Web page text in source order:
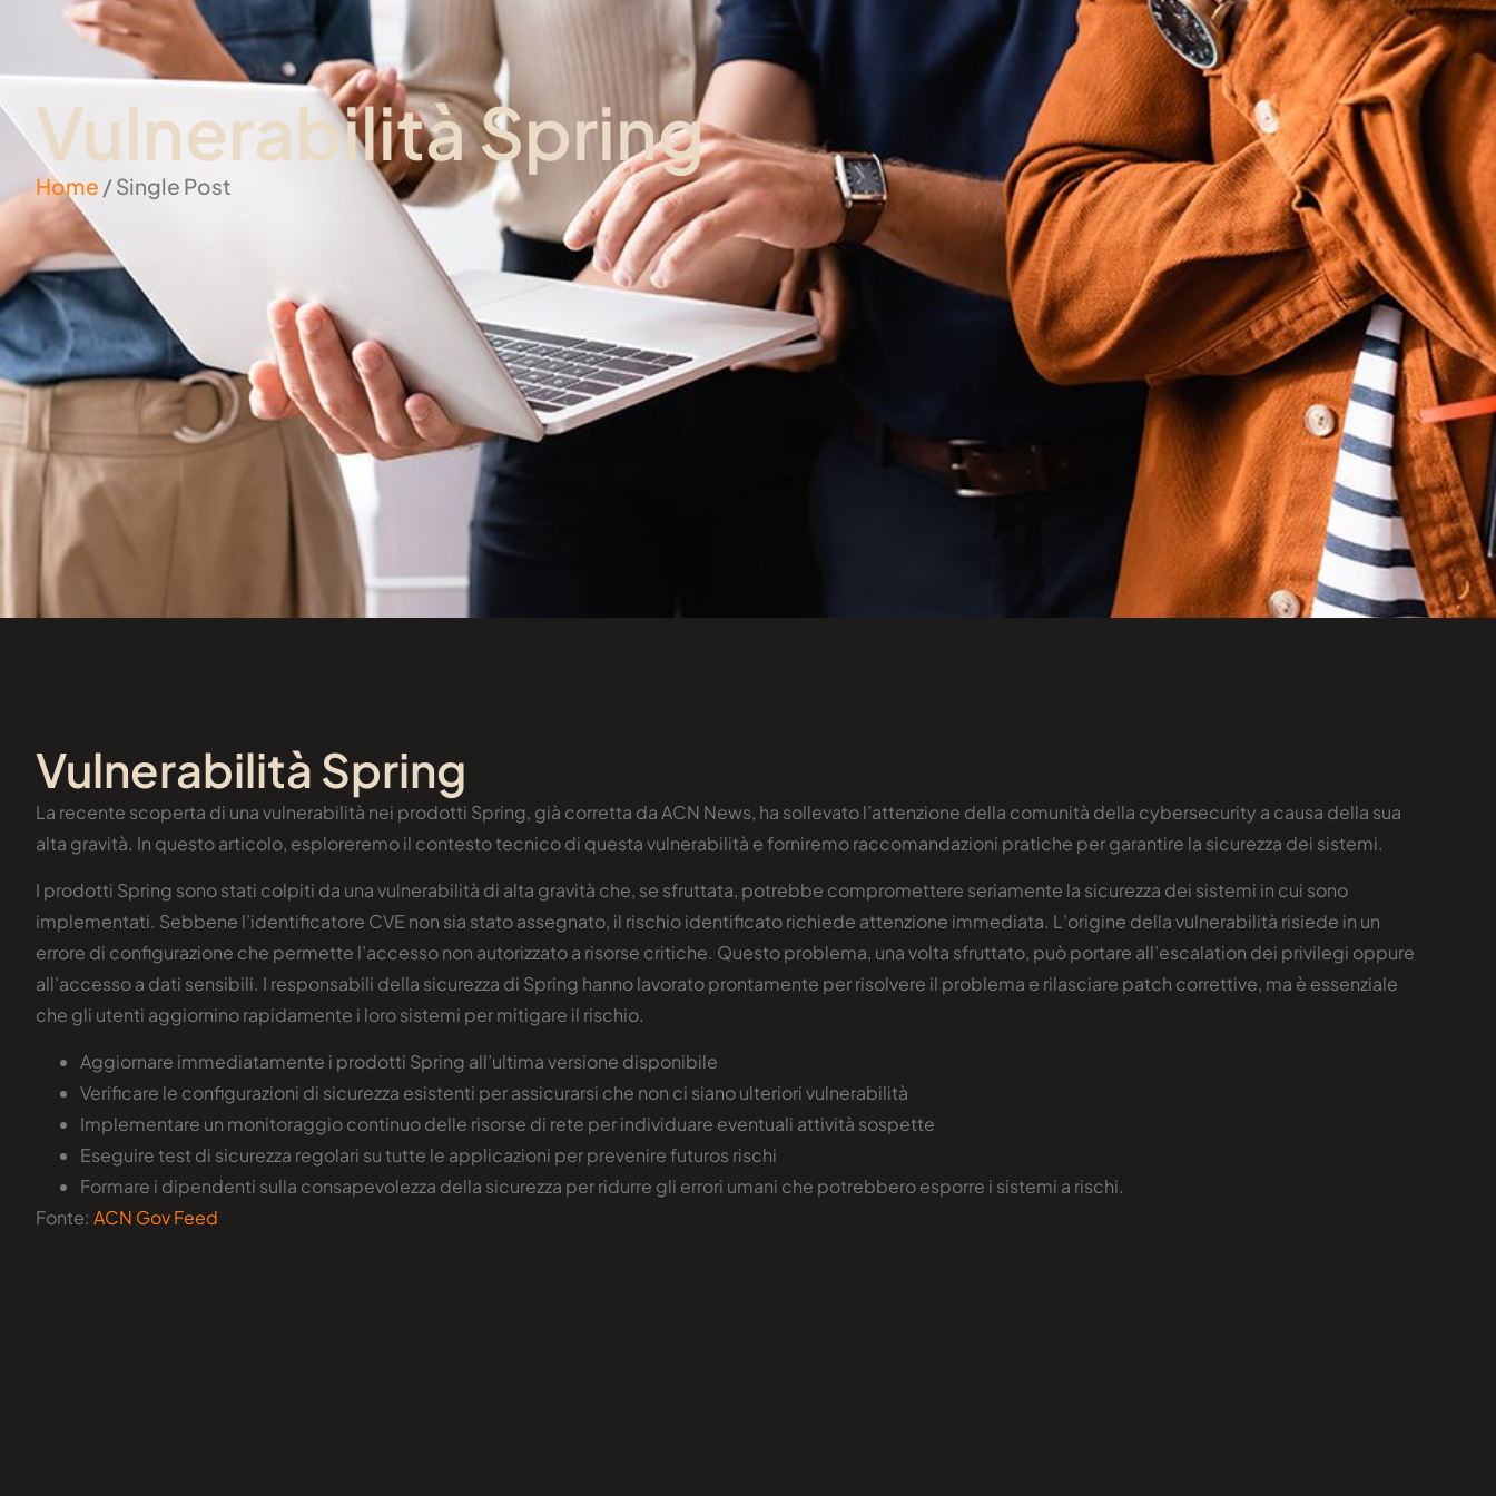
Vulnerabilità Spring
Home / Single Post
Vulnerabilità Spring
La recente scoperta di una vulnerabilità nei prodotti Spring, già corretta da ACN News, ha sollevato l’attenzione della comunità della cybersecurity a causa della sua
alta gravità. In questo articolo, esploreremo il contesto tecnico di questa vulnerabilità e forniremo raccomandazioni pratiche per garantire la sicurezza dei sistemi.
I prodotti Spring sono stati colpiti da una vulnerabilità di alta gravità che, se sfruttata, potrebbe compromettere seriamente la sicurezza dei sistemi in cui sono
implementati. Sebbene l’identificatore CVE non sia stato assegnato, il rischio identificato richiede attenzione immediata. L’origine della vulnerabilità risiede in un
errore di configurazione che permette l’accesso non autorizzato a risorse critiche. Questo problema, una volta sfruttato, può portare all’escalation dei privilegi oppure
all’accesso a dati sensibili. I responsabili della sicurezza di Spring hanno lavorato prontamente per risolvere il problema e rilasciare patch correttive, ma è essenziale
che gli utenti aggiornino rapidamente i loro sistemi per mitigare il rischio.
Aggiornare immediatamente i prodotti Spring all’ultima versione disponibile
Verificare le configurazioni di sicurezza esistenti per assicurarsi che non ci siano ulteriori vulnerabilità
Implementare un monitoraggio continuo delle risorse di rete per individuare eventuali attività sospette
Eseguire test di sicurezza regolari su tutte le applicazioni per prevenire futuros rischi
Formare i dipendenti sulla consapevolezza della sicurezza per ridurre gli errori umani che potrebbero esporre i sistemi a rischi.
Fonte: ACN Gov Feed